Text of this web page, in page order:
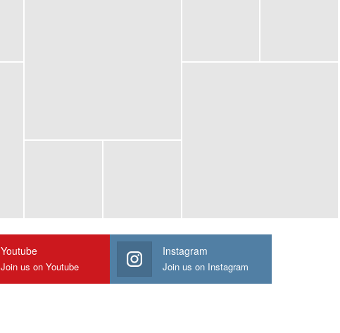
Youtube
Join us on Youtube
Instagram
Join us on Instagram